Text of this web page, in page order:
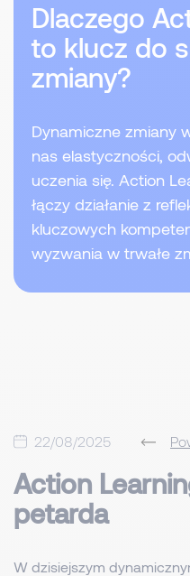
Dlaczego
to klucz do
zmiany?
Dynamiczne zmiany
nas elastyczności,
uczenia się. Action
łączy działanie z
kluczowych
wyzwania w trwałe
22/08/2025
Action
petarda
W dzisiejszym